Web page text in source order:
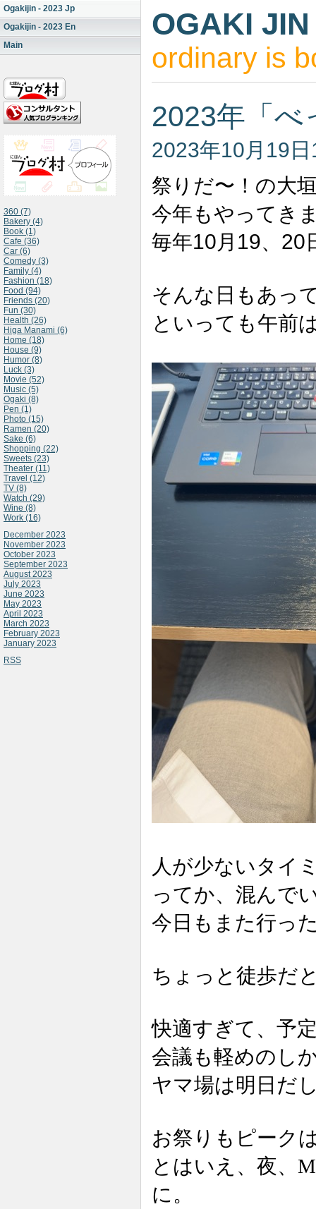
Ogakijin - 2023 Jp
Ogakijin - 2023 En
Main
360 (7)
Bakery (4)
Book (1)
Cafe (36)
Car (6)
Comedy (3)
Family (4)
Fashion (18)
Food (94)
Friends (20)
Fun (30)
Health (26)
Higa Manami (6)
Home (18)
House (9)
Humor (8)
Luck (3)
Movie (52)
Music (5)
Ogaki (8)
Pen (1)
Photo (15)
Ramen (20)
Sake (6)
Shopping (22)
Sweets (23)
Theater (11)
Travel (12)
TV (8)
Watch (29)
Wine (8)
Work (16)
December 2023
November 2023
October 2023
September 2023
August 2023
July 2023
June 2023
May 2023
April 2023
March 2023
February 2023
January 2023
RSS
OGAKI JIN
ordinary is
2023年「べ
2023年10月19
祭りだ〜！の大
今年もやってき
毎年10月 19、 20
そんな日もあっ
といっても午前
人が少ないタイ
ってか、混んで
今日もまた行っ
ちょっと徒歩だ
快適すぎて、予
会議も軽めのし
ヤマ場は明日だ
お祭りもピーク
とはいえ、夜、
に。